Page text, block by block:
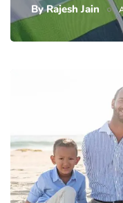
ByRajesh Jain